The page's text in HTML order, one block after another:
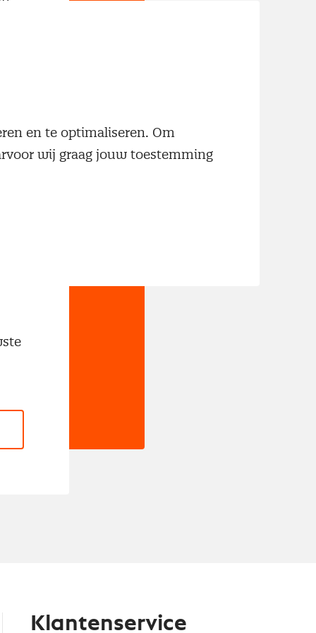
Klantenservice
en te optimaliseren. Om
wij graag jouw toestemming